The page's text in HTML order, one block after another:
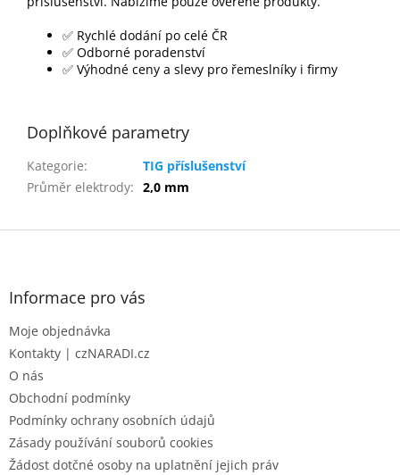
✅ Rychlé dodání po celé ČR
✅ Odborné poradenství
✅ Výhodné ceny a slevy pro řemeslníky i firmy
Doplňkové parametry
Kategorie:
TIG příslušenství
Průměr elektrody: 2,0 mm
Z
Informace pro vás
Moje objednávka
Kontakty | czNARADI.cz
O nás
Obchodní podmínky
Podmínky ochrany osobních údajů
Zásady používání souborů cookies
Žádost dotčné osoby na uplatnění jejich práv